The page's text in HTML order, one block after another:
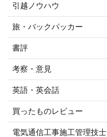
引越ノウハウ
旅・バックパッカー
書評
考察・意見
英語・英会話
買ったものレビュー
電気通信工事施工管理技士